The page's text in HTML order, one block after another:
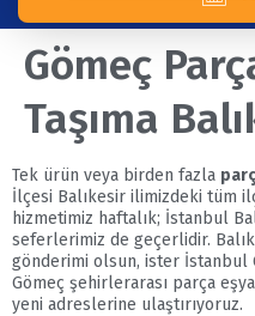
Gömeç
Taşıma
Tek ürün veya birden fazla
İlçesi Balıkesir ilimizdeki tüm
hizmetimiz haftalık; İstanbul
seferlerimiz de geçerlidir.
gönderimi olsun, ister İstanbul
Gömeç şehirlerarası parça
yeni adreslerine ulaştırıyoruz.